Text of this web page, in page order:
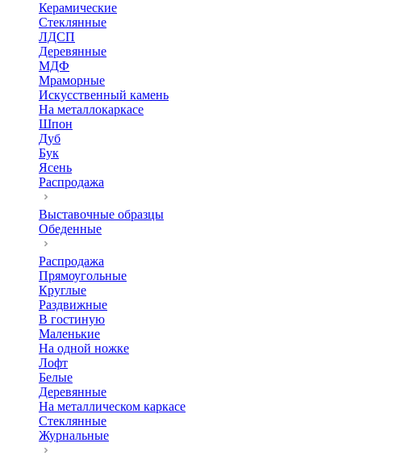
Керамические
Стеклянные
ЛДСП
Деревянные
МДФ
Мраморные
Искусственный камень
На металлокаркасе
Шпон
Дуб
Бук
Ясень
Распродажа
Выставочные образцы
Обеденные
Распродажа
Прямоугольные
Круглые
Раздвижные
В гостиную
Маленькие
На одной ножке
Лофт
Белые
Деревянные
На металлическом каркасе
Стеклянные
Журнальные